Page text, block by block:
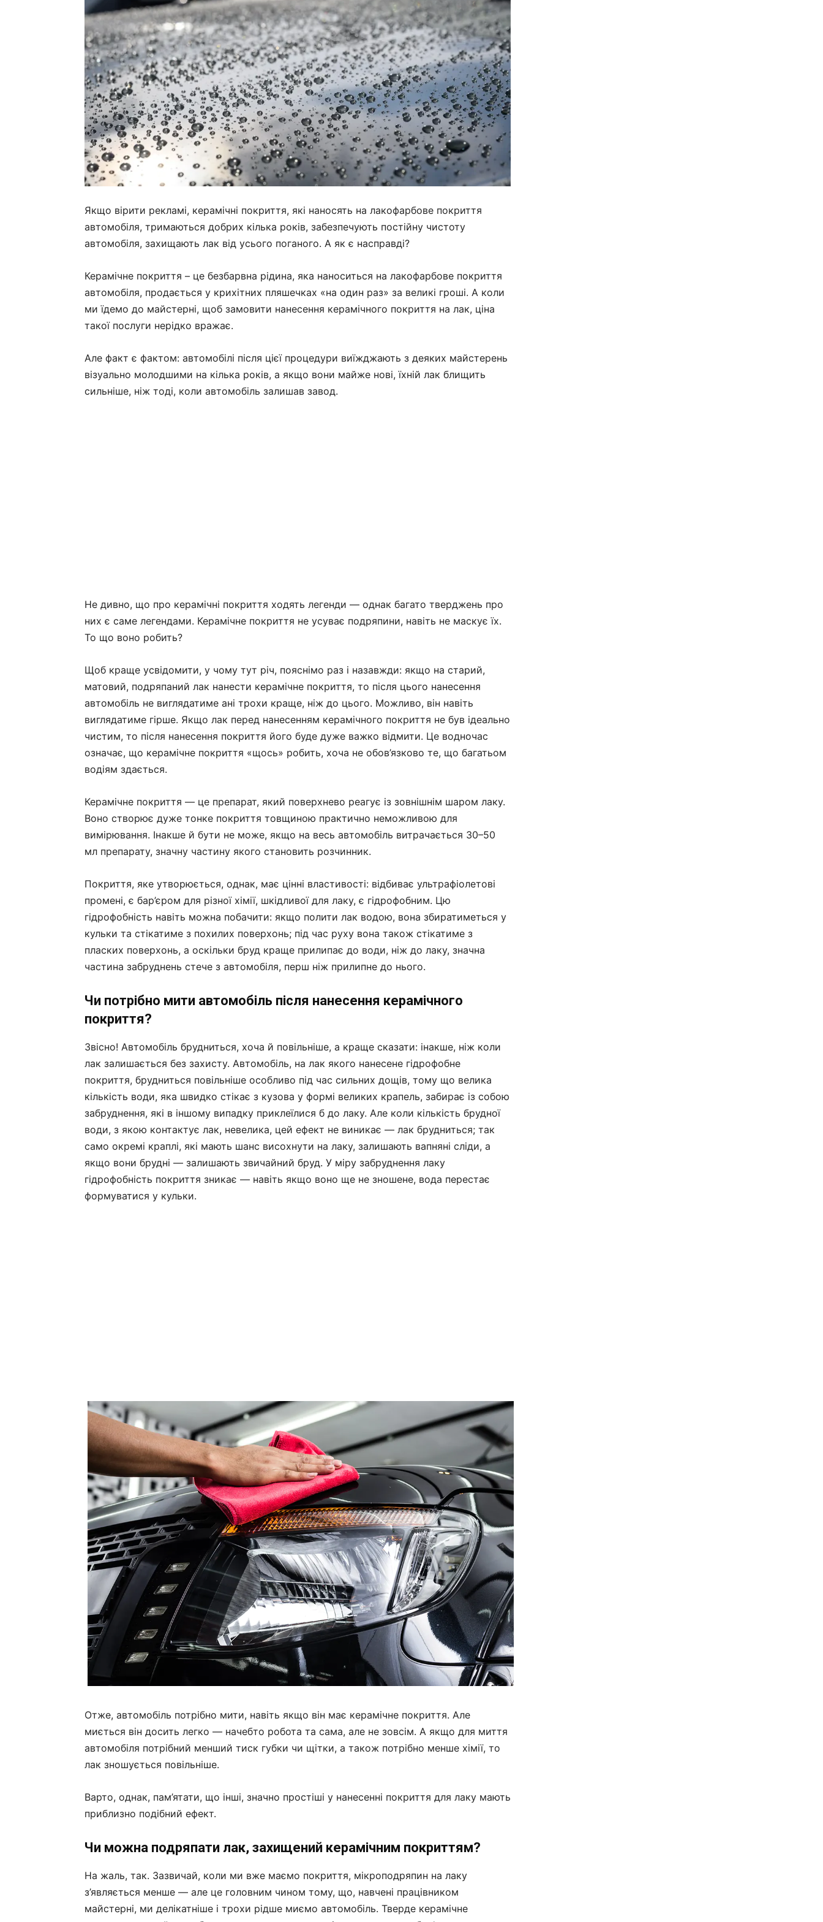
Якщо вірити рекламі, керамічні покриття, які наносять на лакофарбове покриття
автомобіля, тримаються добрих кілька років, забезпечують постійну чистоту
автомобіля, захищають лак від усього поганого. А як є насправді?
Керамічне покриття – це безбарвна рідина, яка наноситься на лакофарбове покриття
автомобіля, продається у крихітних пляшечках «на один раз» за великі гроші. А коли
ми їдемо до майстерні, щоб замовити нанесення керамічного покриття на лак, ціна
такої послуги нерідко вражає.
Але факт є фактом: автомобілі після цієї процедури виїжджають з деяких майстерень
візуально молодшими на кілька років, а якщо вони майже нові, їхній лак блищить
сильніше, ніж тоді, коли автомобіль залишав завод.
Не дивно, що про керамічні покриття ходять легенди — однак багато тверджень про
них є саме легендами. Керамічне покриття не усуває подряпини, навіть не маскує їх.
То що воно робить?
Щоб краще усвідомити, у чому тут річ, пояснімо раз і назавжди: якщо на старий,
матовий, подряпаний лак нанести керамічне покриття, то після цього нанесення
автомобіль не виглядатиме ані трохи краще, ніж до цього. Можливо, він навіть
виглядатиме гірше. Якщо лак перед нанесенням керамічного покриття не був ідеально
чистим, то після нанесення покриття його буде дуже важко відмити. Це водночас
означає, що керамічне покриття «щось» робить, хоча не обов’язково те, що багатьом
водіям здається.
Керамічне покриття — це препарат, який поверхнево реагує із зовнішнім шаром лаку.
Воно створює дуже тонке покриття товщиною практично неможливою для
вимірювання. Інакше й бути не може, якщо на весь автомобіль витрачається 30–50
мл препарату, значну частину якого становить розчинник.
Покриття, яке утворюється, однак, має цінні властивості: відбиває ультрафіолетові
промені, є бар’єром для різної хімії, шкідливої для лаку, є гідрофобним. Цю
гідрофобність навіть можна побачити: якщо полити лак водою, вона збиратиметься у
кульки та стікатиме з похилих поверхонь; під час руху вона також стікатиме з
пласких поверхонь, а оскільки бруд краще прилипає до води, ніж до лаку, значна
частина забруднень стече з автомобіля, перш ніж прилипне до нього.
Чи потрібно мити автомобіль після нанесення керамічного
покриття?
Звісно! Автомобіль брудниться, хоча й повільніше, а краще сказати: інакше, ніж коли
лак залишається без захисту. Автомобіль, на лак якого нанесене гідрофобне
покриття, брудниться повільніше особливо під час сильних дощів, тому що велика
кількість води, яка швидко стікає з кузова у формі великих крапель, забирає із собою
забруднення, які в іншому випадку приклеїлися б до лаку. Але коли кількість брудної
води, з якою контактує лак, невелика, цей ефект не виникає — лак брудниться; так
само окремі краплі, які мають шанс висохнути на лаку, залишають вапняні сліди, а
якщо вони брудні — залишають звичайний бруд. У міру забруднення лаку
гідрофобність покриття зникає — навіть якщо воно ще не зношене, вода перестає
формуватися у кульки.
Отже, автомобіль потрібно мити, навіть якщо він має керамічне покриття. Але
миється він досить легко — начебто робота та сама, але не зовсім. А якщо для миття
автомобіля потрібний менший тиск губки чи щітки, а також потрібно менше хімії, то
лак зношується повільніше.
Варто, однак, пам’ятати, що інші, значно простіші у нанесенні покриття для лаку мають
приблизно подібний ефект.
Чи можна подряпати лак, захищений керамічним покриттям?
На жаль, так. Зазвичай, коли ми вже маємо покриття, мікроподряпин на лаку
з’являється менше — але це головним чином тому, що, навчені працівником
майстерні, ми делікатніше і трохи рідше миємо автомобіль. Тверде керамічне